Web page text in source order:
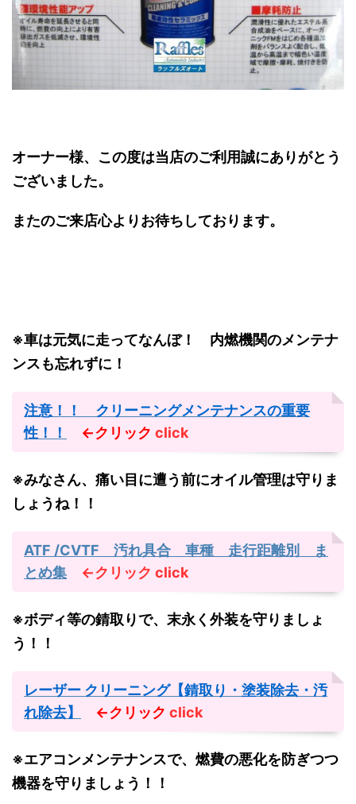
オーナー様、この度は当店のご利用誠にありがとう
ございました。
またのご来店心よりお待ちしております。
※車は元気に走ってなんぼ！ 内燃機関のメンテナ
ンスも忘れずに！
注意！！ クリーニングメンテナンスの重要
性！！
←クリック click
※みなさん、痛い目に遭う前にオイル管理は守りま
しょうね！！
ATF /CVTF 汚れ具合 車種 走行距離別 ま
とめ集
←クリック click
※ボディ等の錆取りで、末永く外装を守りましょ
う！！
レーザー クリーニング【錆取り・塗装除去・汚
れ除去】
←クリック click
※エアコンメンテナンスで、燃費の悪化を防ぎつつ
機器を守りましょう！！